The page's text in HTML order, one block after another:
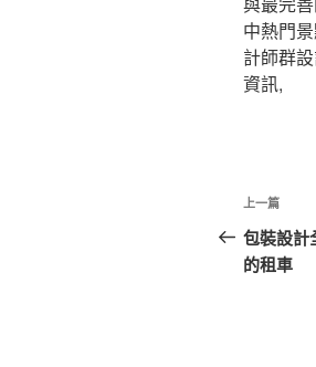
中熱門
計師群
資訊,
文
章
導
上
一
篇
上一篇
包裝設計
的租車